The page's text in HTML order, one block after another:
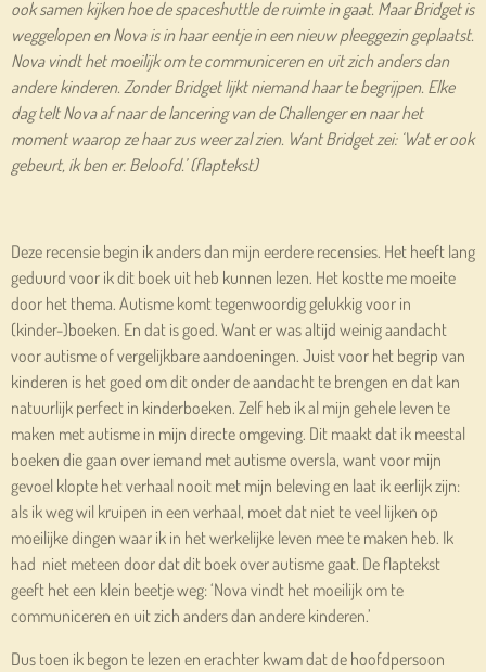
ook samen kijken hoe de spaceshuttle de ruimte in gaat. Maar Bridget is
weggelopen en Nova is in haar eentje in een nieuw pleeggezin geplaatst.
Nova vindt het moeilijk om te communiceren en uit zich anders dan
andere kinderen. Zonder Bridget lijkt niemand haar te begrijpen. Elke
dag telt Nova af naar de lancering van de Challenger en naar het
moment waarop ze haar zus weer zal zien. Want Bridget zei: ‘Wat er ook
gebeurt, ik ben er. Beloofd.’ (flaptekst)
Deze recensie begin ik anders dan mijn eerdere recensies. Het heeft lang
geduurd voor ik dit boek uit heb kunnen lezen. Het kostte me moeite
door het thema. Autisme komt tegenwoordig gelukkig voor in
(kinder-)boeken. En dat is goed. Want er was altijd weinig aandacht
voor autisme of vergelijkbare aandoeningen. Juist voor het begrip van
kinderen is het goed om dit onder de aandacht te brengen en dat kan
natuurlijk perfect in kinderboeken. Zelf heb ik al mijn gehele leven te
maken met autisme in mijn directe omgeving. Dit maakt dat ik meestal
boeken die gaan over iemand met autisme oversla, want voor mijn
gevoel klopte het verhaal nooit met mijn beleving en laat ik eerlijk zijn:
als ik weg wil kruipen in een verhaal, moet dat niet te veel lijken op
moeilijke dingen waar ik in het werkelijke leven mee te maken heb. Ik
had niet meteen door dat dit boek over autisme gaat. De flaptekst
geeft het een klein beetje weg: ‘Nova vindt het moeilijk om te
communiceren en uit zich anders dan andere kinderen.’
Dus toen ik begon te lezen en erachter kwam dat de hoofdpersoon